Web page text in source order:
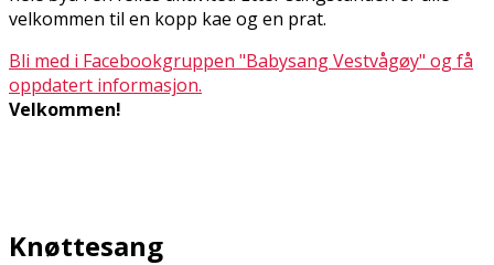
velkommen til en kopp kaffe og en prat.
Bli med i Facebookgruppen "Babysang Vestvågøy" og få
oppdatert informasjon.
Velkommen!
Knøttesang